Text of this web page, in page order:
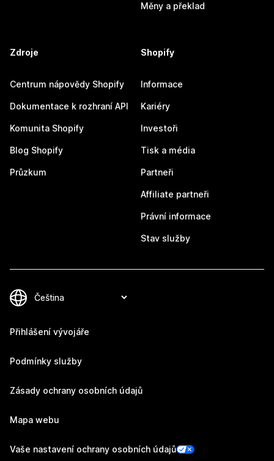
Měny a překlad
Zdroje
Centrum nápovědy Shopify
Dokumentace k rozhraní API
Komunita Shopify
Blog Shopify
Průzkum
Shopify
Informace
Kariéry
Investoři
Tisk a média
Partneři
Affiliate partneři
Právní informace
Stav služby
Přihlášení vývojáře
Podmínky služby
Zásady ochrany osobních údajů
Mapa webu
Vaše nastavení ochrany osobních údajů